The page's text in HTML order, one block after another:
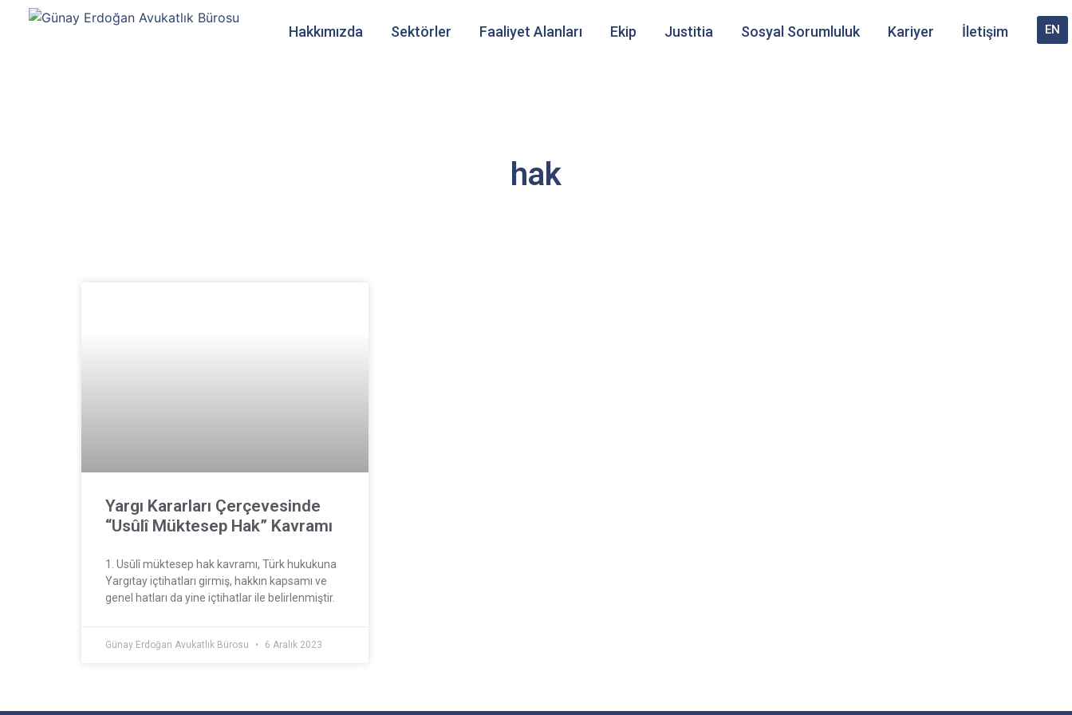
Hakkımızda Sektörler Faaliyet Alanları Ekip Justitia Sosyal Sorumluluk Kariyer İletişim EN
hak
Yargı Kararları Çerçevesinde
“Usûlî Müktesep Hak” Kavramı
1. Usûlî müktesep hak kavramı, Türk hukukuna
Yargıtay içtihatları girmiş, hakkın kapsamı ve
genel hatları da yine içtihatlar ile belirlenmiştir.
Günay Erdoğan Avukatlık Bürosu 6 Aralık 2023